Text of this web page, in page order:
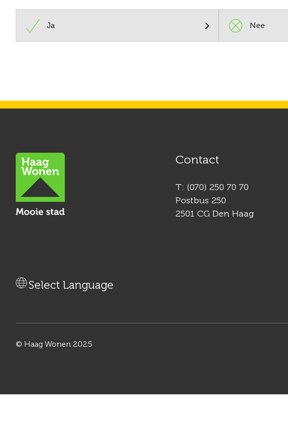
 Ja  Nee
Contactinformatie
Contact
T: (070) 250 70 70
Postbus 250
2501 CG Den Haag
Vertaal deze pagina
Select Language
© Haag Wonen 2025